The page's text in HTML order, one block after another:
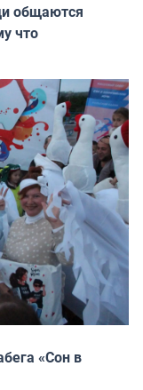
общаются
что
«Сон в